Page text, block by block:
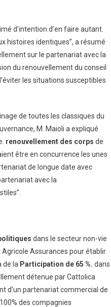
d’intention d’en faire autant.
histoires identiques”, a résumé
sur le partenariat avec la
du renouvellement du conseil
les situations susceptibles
de toutes les classiques du
M. Maioli a expliqué
renouvellement des corps de
être en concurrence les unes
de longue date avec
avec la
dans le secteur non-vie
Assurances pour établir
de la Participation de 65 %. dans
détenue par Cattolica
d’un partenariat commercial de
des compagnies